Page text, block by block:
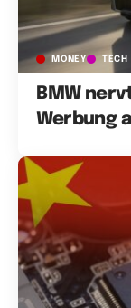
MONEY TECH
BMW
Werbung